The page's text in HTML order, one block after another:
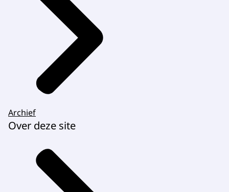
Archief
Over deze site